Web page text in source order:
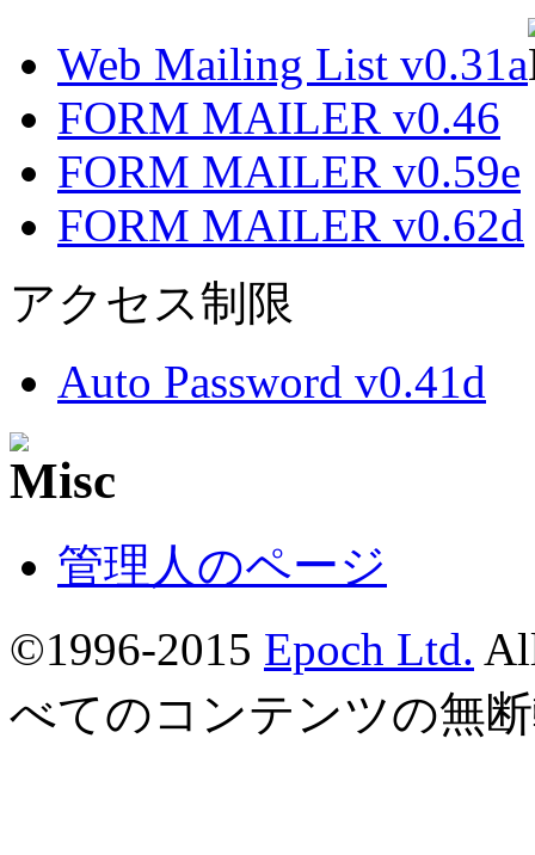
Web Mailing List v0.31a
FORM MAILER v0.46
FORM MAILER v0.59e
FORM MAILER v0.62d
アクセス制限
Auto Password v0.41d
管理人のページ
©1996-2015 Epoch Ltd.
べてのコンテンツの無